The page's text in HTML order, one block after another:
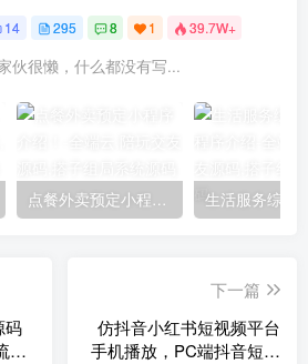
14 295 8 1 39.7W+
伙很懒，什么都没有写...
点餐外卖预定小程序介绍！
码
小
下一篇
仿抖音小红书短视频平台
手机播放，PC端抖音短视